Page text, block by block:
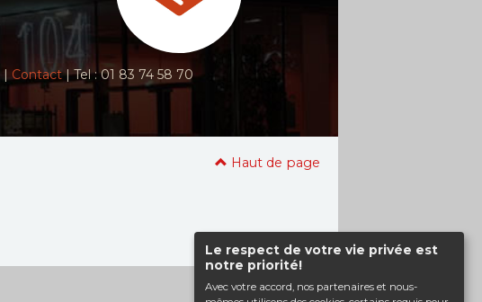
Le respect de votre vie privée est
notre priorité!
Avec votre accord, nos partenaires et nous-
| Contact| Tel : 01 83 74 58 70
Haut de page